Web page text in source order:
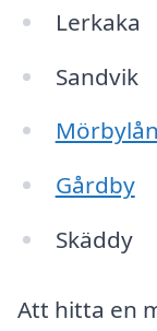
Lerkaka
Sandvik
Gårdby
Skäddy
Att hitta en